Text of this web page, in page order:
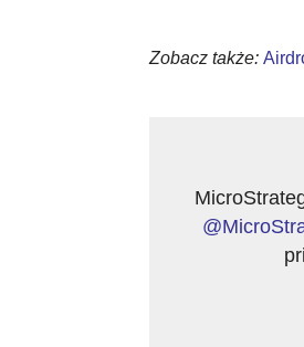
Zobacz także: